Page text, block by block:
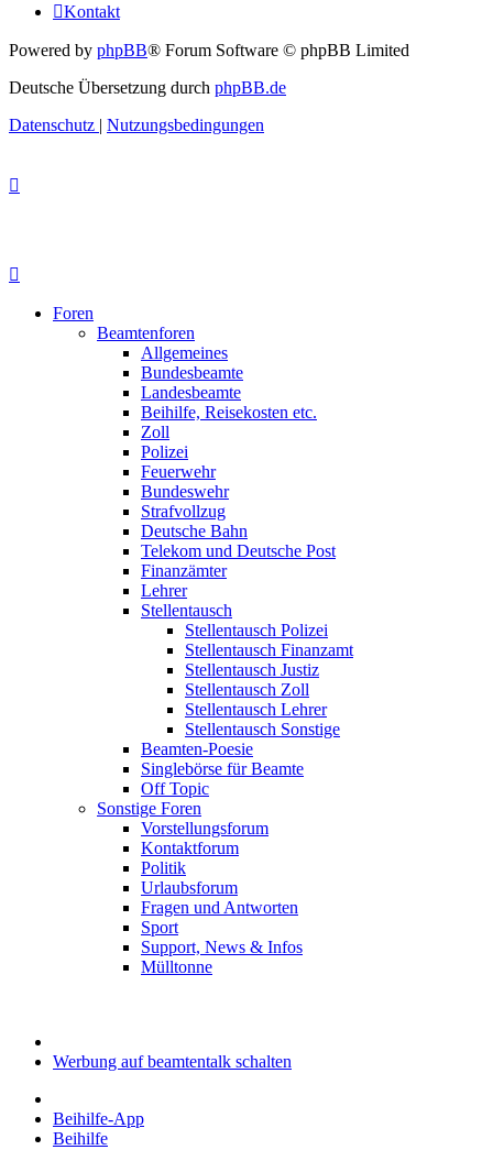
Kontakt
Powered by phpBB® Forum Software © phpBB Limited
Deutsche Übersetzung durch phpBB.de
Datenschutz | Nutzungsbedingungen
Foren
Beamtenforen
Allgemeines
Bundesbeamte
Landesbeamte
Beihilfe, Reisekosten etc.
Zoll
Polizei
Feuerwehr
Bundeswehr
Strafvollzug
Deutsche Bahn
Telekom und Deutsche Post
Finanzämter
Lehrer
Stellentausch
Stellentausch Polizei
Stellentausch Finanzamt
Stellentausch Justiz
Stellentausch Zoll
Stellentausch Lehrer
Stellentausch Sonstige
Beamten-Poesie
Singlebörse für Beamte
Off Topic
Sonstige Foren
Vorstellungsforum
Kontaktforum
Politik
Urlaubsforum
Fragen und Antworten
Sport
Support, News & Infos
Mülltonne
Werbung auf beamtentalk schalten
Beihilfe-App
Beihilfe